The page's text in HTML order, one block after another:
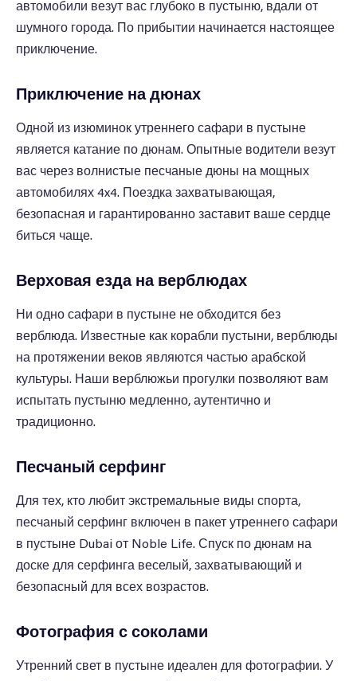
автомобили везут вас глубоко в пустыню, вдали от
шумного города. По прибытии начинается настоящее
приключение.
Приключение на дюнах
Одной из изюминок утреннего сафари в пустыне
является катание по дюнам. Опытные водители везут
вас через волнистые песчаные дюны на мощных
автомобилях 4x4. Поездка захватывающая,
безопасная и гарантированно заставит ваше сердце
биться чаще.
Верховая езда на верблюдах
Ни одно сафари в пустыне не обходится без
верблюда. Известные как корабли пустыни, верблюды
на протяжении веков являются частью арабской
культуры. Наши верблюжьи прогулки позволяют вам
испытать пустыню медленно, аутентично и
традиционно.
Песчаный серфинг
Для тех, кто любит экстремальные виды спорта,
песчаный серфинг включен в пакет утреннего сафари
в пустыне Dubai от Noble Life. Спуск по дюнам на
доске для серфинга веселый, захватывающий и
безопасный для всех возрастов.
Фотография с соколами
Утренний свет в пустыне идеален для фотографии. У